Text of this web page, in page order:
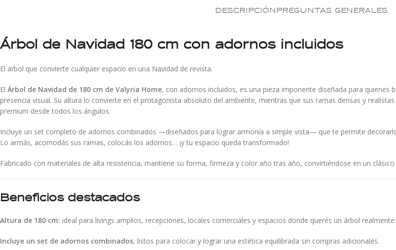
DESCRIPCIÓN PREGUNTAS GENERALES
Árbol de Navidad 180 cm con adornos incluidos
El árbol que convierte cualquier espacio en una Navidad de revista.
El Árbol de Navidad de 180 cm de Valyria Home, con adornos incluidos, es una pieza imponente diseñada para
presencia visual. Su altura lo convierte en el protagonista absoluto del ambiente, mientras que sus ramas densas y
premium desde todos los ángulos.
Incluye un set completo de adornos combinados —diseñados para lograr armonía a simple vista— que te permite
Lo armás, acomodás sus ramas, colocás los adornos… ¡y tu espacio queda transformado!
Fabricado con materiales de alta resistencia, mantiene su forma, firmeza y color año tras año, convirtiéndose en un clásico
Beneficios destacados
Altura de 180 cm: ideal para livings amplios, recepciones, locales comerciales y espacios donde querés un árbol
Incluye un set de adornos combinados, listos para colocar y lograr una estética equilibrada sin compras adicionales.